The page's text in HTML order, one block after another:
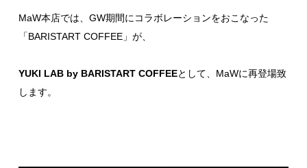
MaW本店では、 GW期間にコラボレーションをおこなった
「BARISTART COFFEE 」が、
YUKI LAB by BARISTART COFFEEとして、MaWに再登場致
します。